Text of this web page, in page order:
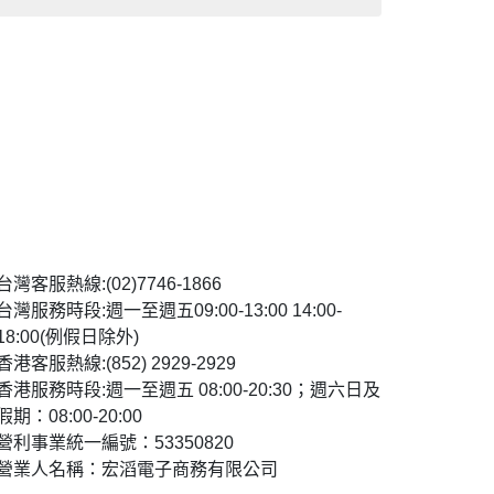
灣客服熱線:(02)7746-1866
灣服務時段:週一至週五09:00-13:00 14:00-
例假日除外)
港客服熱線:(852) 2929-2929
港服務時段:週一至週五 08:00-20:30；週六日及
期：08:00-20:00
利事業統一編號：53350820
業人名稱：宏滔電子商務有限公司